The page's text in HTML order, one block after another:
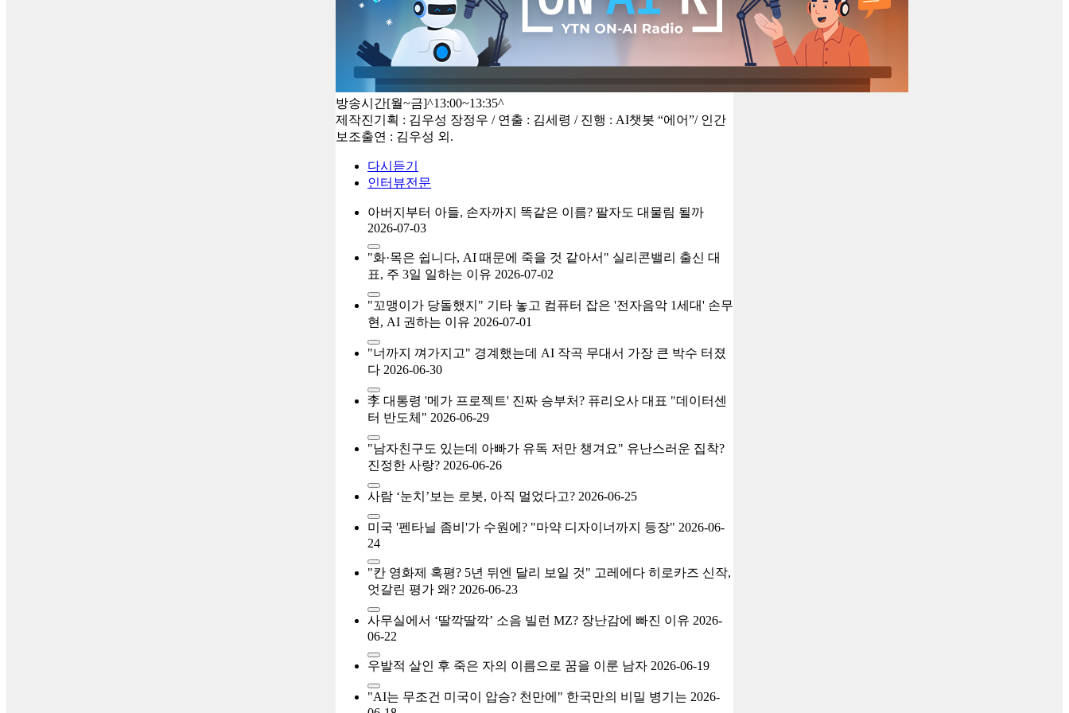
방송시간[월~금]^13:00~13:35^
제작진기획 : 김우성 장정우 / 연출 : 김세령 / 진행 : AI챗봇 “에어”/ 인간
보조출연 : 김우성 외.
다시듣기
인터뷰전문
아버지부터 아들, 손자까지 똑같은 이름? 팔자도 대물림 될까
2026-07-03
"화·목은 쉽니다, AI 때문에 죽을 것 같아서" 실리콘밸리 출신 대
표, 주 3일 일하는 이유 2026-07-02
"꼬맹이가 당돌했지" 기타 놓고 컴퓨터 잡은 '전자음악 1세대' 손무
현, AI 권하는 이유 2026-07-01
"너까지 껴가지고" 경계했는데 AI 작곡 무대서 가장 큰 박수 터졌
다 2026-06-30
李 대통령 '메가 프로젝트' 진짜 승부처? 퓨리오사 대표 "데이터센
터 반도체" 2026-06-29
"남자친구도 있는데 아빠가 유독 저만 챙겨요" 유난스러운 집착?
진정한 사랑? 2026-06-26
사람 ‘눈치’보는 로봇, 아직 멀었다고? 2026-06-25
미국 '펜타닐 좀비'가 수원에? "마약 디자이너까지 등장" 2026-06-
24
"칸 영화제 혹평? 5년 뒤엔 달리 보일 것" 고레에다 히로카즈 신작,
엇갈린 평가 왜? 2026-06-23
사무실에서 ‘딸깍딸깍’ 소음 빌런 MZ? 장난감에 빠진 이유 2026-
06-22
우발적 살인 후 죽은 자의 이름으로 꿈을 이룬 남자 2026-06-19
"AI는 무조건 미국이 압승? 천만에" 한국만의 비밀 병기는 2026-